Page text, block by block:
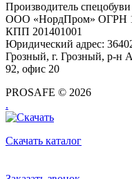
Производитель
ООО «НордПром» ОГРН
КПП 201401001
Юридический адрес:
Грозный, г. Грозный, р-н
92, офис 20
PROSAFE © 2026
.
Скачать каталог